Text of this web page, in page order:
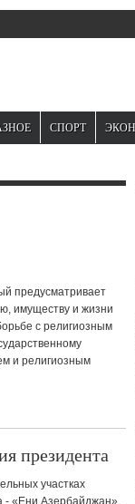
СПОРТ
предусматривает
имуществу и жизни
с религиозным
и религиозным
президента
участках
- «Ени Азербайджан».